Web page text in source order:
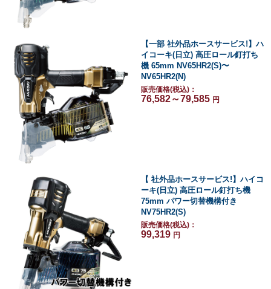
【一部 社外品ホースサービス!】ハ
イコーキ(日立) 高圧ロール釘打ち
機 65mm NV65HR2(S)〜
NV65HR2(N)
販売価格(税込)：
76,582～79,585 円
【 社外品ホースサービス!】ハイコ
ーキ(日立) 高圧ロール釘打ち機
75mm パワー切替機構付き
NV75HR2(S)
販売価格(税込)：
99,319 円